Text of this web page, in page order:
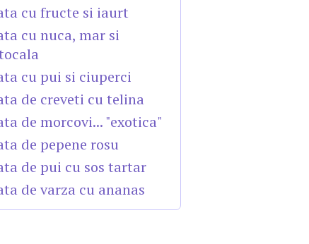
cu fructe si iaurt
cu nuca, mar si
cu pui si ciuperci
de creveti cu telina
de morcovi... "exotica"
de pepene rosu
de pui cu sos tartar
de varza cu ananas